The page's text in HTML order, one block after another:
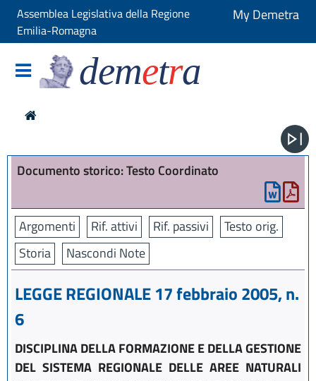
Assemblea Legislativa della Regione
Emilia-Romagna
My Demetra
demetra
Documento storico: Testo Coordinato
Argomenti Rif. attivi Rif. passivi
Testo orig.
Storia
Nascondi Note
LEGGE REGIONALE 17 febbraio 2005, n.
6
DISCIPLINA DELLA FORMAZIONE E DELLA GESTIONE
DEL SISTEMA REGIONALE DELLE AREE NATURALI